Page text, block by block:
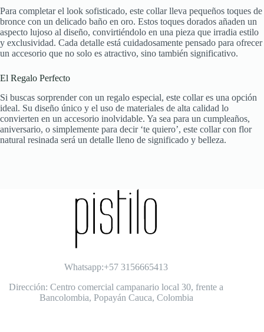
Para completar el look sofisticado, este collar lleva pequeños toques de
bronce con un delicado baño en oro. Estos toques dorados añaden un
aspecto lujoso al diseño, convirtiéndolo en una pieza que irradia estilo
y exclusividad. Cada detalle está cuidadosamente pensado para ofrecer
un accesorio que no solo es atractivo, sino también significativo.
El Regalo Perfecto
Si buscas sorprender con un regalo especial, este collar es una opción
ideal. Su diseño único y el uso de materiales de alta calidad lo
convierten en un accesorio inolvidable. Ya sea para un cumpleaños,
aniversario, o simplemente para decir ‘te quiero’, este collar con flor
natural resinada será un detalle lleno de significado y belleza.
Whatsapp:+57 3156665413
Dirección: Centro comercial campanario local 30, frente a
Bancolombia, Popayán Cauca, Colombia